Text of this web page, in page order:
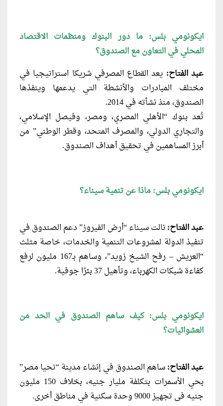
ايكونومي بلس: ما دور البنوك ومنظمات الاقتصاد
المحلي في التعاون مع الصندوق؟
عبد الفتاح: يعد القطاع المصرفي شريكا استراتيجيا في
مختلف المبادرات والأنشطة التي يدعمها وينفذها
الصندوق، منذ نشأته في 2014.
تُعد بنوك “الأهلي المصري، ومصر، وفيصل الإسلامي،
والتجاري الدولي، والمصرف المتحد، وقطر الوطني” من
أبرز المساهمين في تحقيق أهداف الصندوق.
ايكونومي بلس: ماذا عن تنمية سيناء؟
عبد الفتاح:نالت سيناء “أرض الفيروز” دعم الصندوق في
تنفيذ الدولة لمشروعات التنمية والخدمات، خاصة مثلث
“العريش – رفح الشيخ زويد”، وساهم بـ167 مليون لرفع
كفاءة شبكات الكهرباء، وتأهيل 37 بئرًا جوفية.
ايكونومي بلس: كيف ساهم الصندوق في الحد من
العشوائيات؟
عبد الفتاح:ساهم الصندوق في إنشاء مدينة “تحيا مصر”
بحي الأسمرات بتكلفة مليار جنيه، بخلاف 150 مليون
جنيه فى تجهيز 9000 وحدة سكنية في مناطق أخرى.